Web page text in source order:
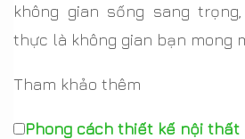
không gian sống sang
thực là không gian bạn mong
Tham khảo thêm
Phong cách thiết kế nội